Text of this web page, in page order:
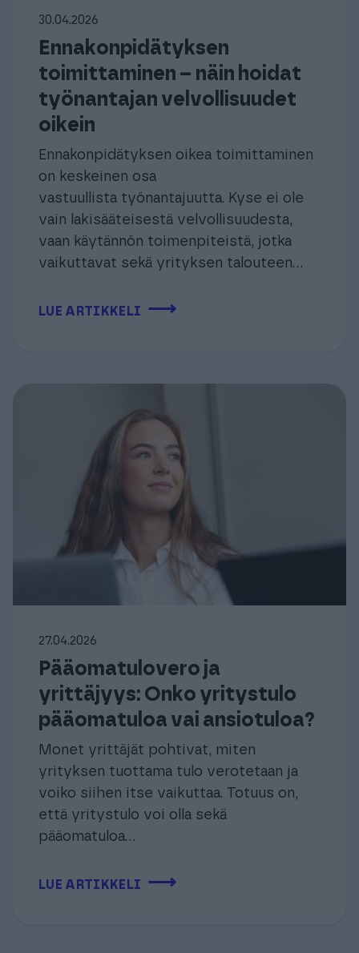
30.04.2026
Ennakonpidätyksen
toimittaminen – näin hoidat
työnantajan velvollisuudet
oikein
Ennakonpidätyksen oikea toimittaminen
on keskeinen osa
vastuullista työnantajuutta. Kyse ei ole
vain lakisääteisestä velvollisuudesta,
vaan käytännön toimenpiteistä, jotka
vaikuttavat sekä yrityksen talouteen...
LUE ARTIKKELI ⟶
27.04.2026
Pääomatulovero ja
yrittäjyys: Onko yritystulo
pääomatuloa vai ansiotuloa?
Monet yrittäjät pohtivat, miten
yrityksen tuottama tulo verotetaan ja
voiko siihen itse vaikuttaa. Totuus on,
että yritystulo voi olla sekä
pääomatuloa...
LUE ARTIKKELI ⟶